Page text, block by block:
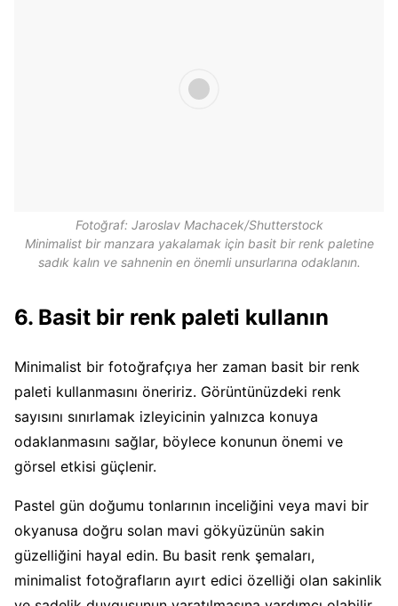
Fotoğraf: Jaroslav Machacek/Shutterstock
Minimalist bir manzara yakalamak için basit bir renk paletine
sadık kalın ve sahnenin en önemli unsurlarına odaklanın.
6. Basit bir renk paleti kullanın
Minimalist bir fotoğrafçıya her zaman basit bir renk
paleti kullanmasını öneririz. Görüntünüzdeki renk
sayısını sınırlamak izleyicinin yalnızca konuya
odaklanmasını sağlar, böylece konunun önemi ve
görsel etkisi güçlenir.
Pastel gün doğumu tonlarının inceliğini veya mavi bir
okyanusa doğru solan mavi gökyüzünün sakin
güzelliğini hayal edin. Bu basit renk şemaları,
minimalist fotoğrafların ayırt edici özelliği olan sakinlik